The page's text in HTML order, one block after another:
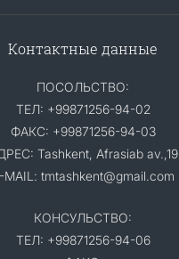
Контактные данные
ПОСОЛЬСТВО:
ТЕЛ: +99871256-94-02
ФАКС: +99871256-94-03
Tashkent, Afrasiab av.,19
MAIL: tmtashkent@gmail.com
КОНСУЛЬСТВО:
ТЕЛ: +99871256-94-06